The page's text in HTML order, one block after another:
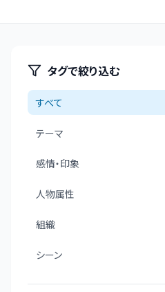
タグで絞り込む
すべて
テーマ
感情・印象
人物属性
組織
シーン